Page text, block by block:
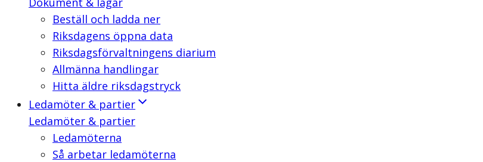
Beställ och ladda ner
Riksdagens öppna data
Riksdagsförvaltningens diarium
Allmänna handlingar
Hitta äldre riksdagstryck
Ledamöter & partier
Ledamöter & partier
Ledamöterna
Så arbetar ledamöterna